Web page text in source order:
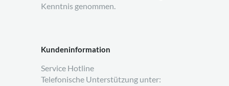
Kundeninformation
Service Hotline
Telefonische Unterstützung unter:
Kenntnis genommen.